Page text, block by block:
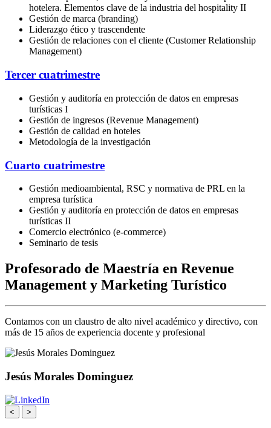
hotelera. Elementos clave de la industria del hospitality II
Gestión de marca (branding)
Liderazgo ético y trascendente
Gestión de relaciones con el cliente (Customer Relationship
Management)
Tercer cuatrimestre
Gestión y auditoría en protección de datos en empresas
turísticas I
Gestión de ingresos (Revenue Management)
Gestión de calidad en hoteles
Metodología de la investigación
Cuarto cuatrimestre
Gestión medioambiental, RSC y normativa de PRL en la
empresa turística
Gestión y auditoría en protección de datos en empresas
turísticas II
Comercio electrónico (e-commerce)
Seminario de tesis
Profesorado de Maestría en Revenue
Management y Marketing Turístico
Contamos con un claustro de alto nivel académico y directivo, con
más de 15 años de experiencia docente y profesional
Jesús Morales Dominguez
< >